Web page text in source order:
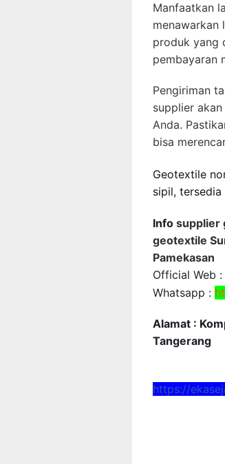
Manfaatkan
menawarkan
produk yang
pembayaran
Pengiriman
supplier
Anda.
bisa
Geotextile
sipil,
Info supplier
geotextile
Pamekasan
Official Web :
Whatsapp :
Alamat :
Tangerang
https://